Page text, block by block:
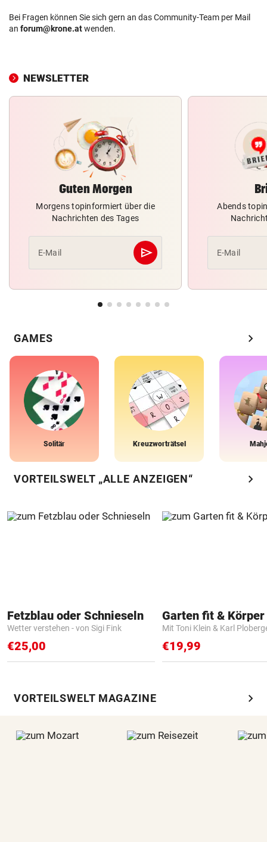
Bei Fragen können Sie sich gern an das Community-Team per Mail
an forum@krone.atwenden.
NEWSLETTER
Guten Morgen
Morgens topinformiert über die
Nachrichten des Tages
E-Mail send
Abschicken
Abends
E-Mail
GAMES chevron_right
Solitär Kreuzworträtsel
VORTEILSWELT „ALLE ANZEIGEN“ chevron_right
Fetzblau oder Schnieseln
Wetter verstehen - von Sigi Fink
€25,00
Garten fit &
Mit Toni Klein & Karl
€19,99
VORTEILSWELT MAGAZINE chevron_right